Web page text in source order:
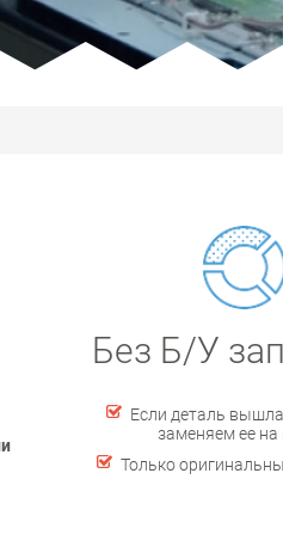
Без Б/У
Если деталь
заменяем ее
Только